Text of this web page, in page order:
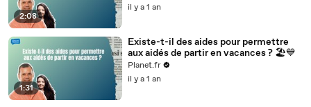
2:08
il y a 1 an
1:31
Existe-t-il des aides pour permettre
aux aidés de partir en vacances ? 🏖️💙
Planet.fr
il y a 1 an